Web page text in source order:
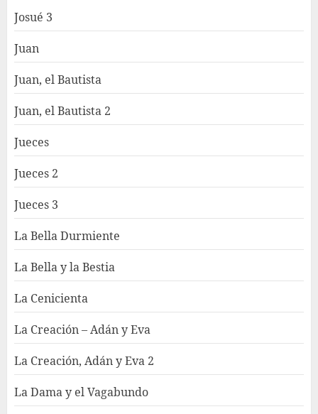
Josué 3
Juan
Juan, el Bautista
Juan, el Bautista 2
Jueces
Jueces 2
Jueces 3
La Bella Durmiente
La Bella y la Bestia
La Cenicienta
La Creación – Adán y Eva
La Creación, Adán y Eva 2
La Dama y el Vagabundo